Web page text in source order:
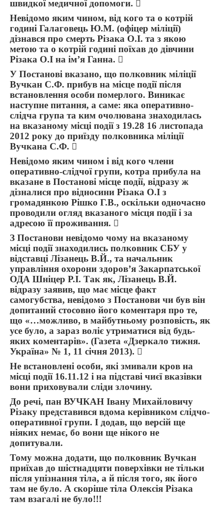
швидкої медичної допомоги. 
Невідомо яким чином, від кого та о котрій
годині Галаговець Ю.М. (офіцер міліції)
дізнався про смерть Різака О.І. та з якою
метою та о котрій годині поїхав до дівчини
Різака О.І на ім’я Ганна. 
У Постанові вказано, що полковник міліції
Вучкан С.Ф. прибув на місце події після
встановлення особи померлого. Виникає
наступне питання, а саме: яка оперативно-
слідча група та ким очолювана знаходилась
на вказаному місці події з 19.28 16 листопада
2012 року до приїзду полковника міліції
Вучкана С.Ф. 
Невідомо яким чином і від кого члени
оперативно-слідчої групи, котра прибула на
вказане в Постанові місце події, відразу ж
дізналися про відносини Різака О.І з
громадянкою Рішко Г.В., оскільки одночасно
проводили огляд вказаного місця події і за
адресою її проживання. 
З Постанови невідомо чому на вказаному
місці події знаходились полковник СБУ у
відставці Лізанець В.Й., та начальник
управління охорони здоров’я Закарпатської
ОДА Шніцер Р.І. Так як, Лізанець В.Й.
відразу заявив, що має місце факт
самогубства, невідомо з Постанови чи був він
допитаний стосовно його коментаря про те,
що «…можливо, в майбутньому розповість, як
усе було, а зараз воліє утриматися від будь-
яких коментарів». (Газета «Дзеркало тижня.
Україна» № 1, 11 січня 2013). 
Не встановлені особи, які змивали кров на
місці події 16.11.12 і на підставі чиєї вказівки
вони приховували сліди злочину.
До речі, пан ВУЧКАН Івану Михайловичу
Різаку представився вдома керівником слідчо-
оперативної групи. І додав, що версій ще
ніяких немає, бо вони ще нікого не
допитували.
Тому можна додати, що полковник Вучкан
приїхав до шістнадцяти поверхівки не тільки
після упізнання тіла, а й після того, як його
там не було. А скоріше тіла Олексія Різака
там взагалі не було!!!